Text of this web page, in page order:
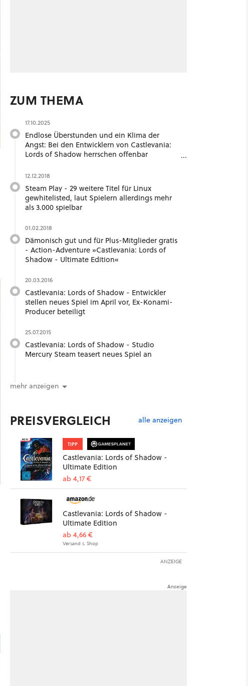
ZUM THEMA
17.10.2025
Endlose Überstunden und ein Klima der
Angst: Bei den Entwicklern von Castlevania:
Lords of Shadow herrschen offenbar
12.12.2018
Steam Play - 29 weitere Titel für Linux
gewhitelisted, laut Spielern allerdings mehr
als 3.000 spielbar
01.02.2018
Dämonisch gut und für Plus-Mitglieder gratis
- Action-Adventure »Castlevania: Lords of
Shadow - Ultimate Edition«
20.03.2016
Castlevania: Lords of Shadow - Entwickler
stellen neues Spiel im April vor, Ex-Konami-
Producer beteiligt
25.07.2015
Castlevania: Lords of Shadow - Studio
Mercury Steam teasert neues Spiel an
mehr anzeigen
PREISVERGLEICH alle anzeigen
TIPP
Castlevania: Lords of Shadow -
Ultimate Edition
ab 4,17 €
Castlevania: Lords of Shadow -
Ultimate Edition
ab 4,66 €
Versand s. Shop
ANZEIGE